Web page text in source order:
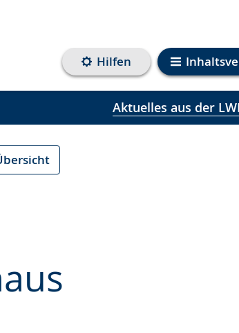
Hilfen
Aktuelles aus der